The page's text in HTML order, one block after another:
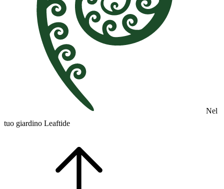
Nel
tuo giardino Leaftide